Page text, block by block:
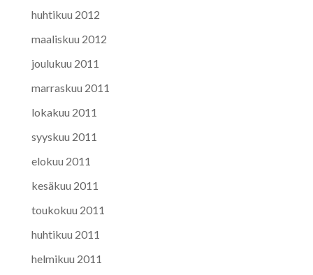
huhtikuu 2012
maaliskuu 2012
joulukuu 2011
marraskuu 2011
lokakuu 2011
syyskuu 2011
elokuu 2011
kesäkuu 2011
toukokuu 2011
huhtikuu 2011
helmikuu 2011